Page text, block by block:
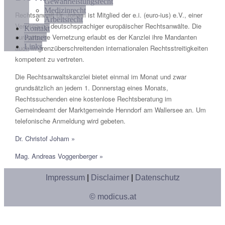
Medizinrecht
Arbeitsrecht
Kontakt
Partner
Links
Rechtsanwalt Dr. Joham ist Mitglied der e.i. (euro-ius) e.V., einer
Vereinigung deutschsprachiger europäischer Rechtsanwälte. Die
europäische Vernetzung erlaubt es der Kanzlei ihre Mandanten
auch in grenzüberschreitenden internationalen Rechtsstreitigkeiten
kompetent zu vertreten.
Die Rechtsanwaltskanzlei bietet einmal im Monat und zwar
grundsätzlich an jedem 1. Donnerstag eines Monats,
Rechtssuchenden eine kostenlose Rechtsberatung im
Gemeindeamt der Marktgemeinde Henndorf am Wallersee an. Um
telefonische Anmeldung wird gebeten.
Dr. Christof Joham »
Mag. Andreas Voggenberger »
Impressum| Disclaimer| Datenschutz
© modicus.at